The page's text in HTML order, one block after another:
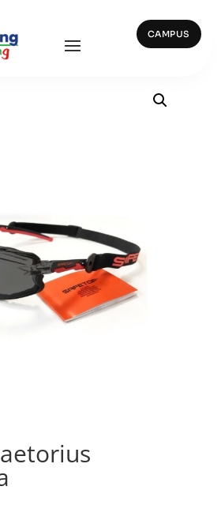
CAMPUS
/ 10175 Praetorius Ahumada